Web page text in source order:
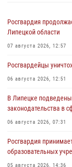
Росгвардия
Липецкой области
07 августа 2026, 12:57
Росгвардейцы
06 августа 2026, 12:51
В Липецке
законодательства в
06 августа 2026, 07:31
Росгвардия
образовательных
05 августа 2026, 14:36